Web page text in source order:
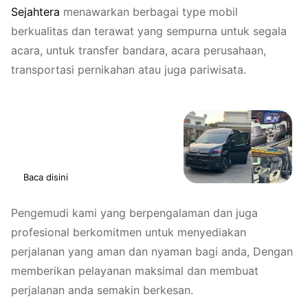
Sejahtera menawarkan berbagai type mobil
berkualitas dan terawat yang sempurna untuk segala
acara, untuk transfer bandara, acara perusahaan,
transportasi pernikahan atau juga pariwisata.
Baca disini
Pengemudi kami yang berpengalaman dan juga
profesional berkomitmen untuk menyediakan
perjalanan yang aman dan nyaman bagi anda, Dengan
memberikan pelayanan maksimal dan membuat
perjalanan anda semakin berkesan.